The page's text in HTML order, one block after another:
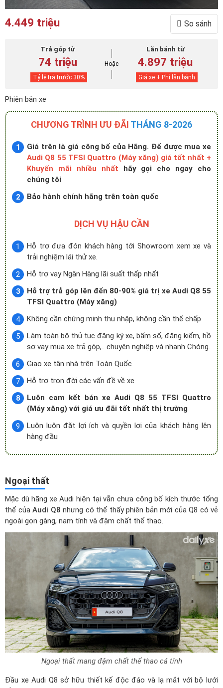
4.449 triệu So sánh
Trả góp từ
74 triệu
Tỷ lệ trả trước 30%
Hoặc
Lăn bánh từ
4.897 triệu
Giá xe + Phí lăn bánh
Phiên bản xe
CHƯƠNG TRÌNH ƯU ĐÃI THÁNG 8-2026
Giá trên là giá công bố của Hãng. Để được mua xe
Audi Q8 55 TFSI Quattro (Máy xăng) giá tốt nhất +
Khuyến mãi nhiều nhất hãy gọi cho ngay cho
chúng tôi
Bảo hành chính hãng trên toàn quốc
DỊCH VỤ HẬU CẦN
Hỗ trợ đưa đón khách hàng tới Showroom xem xe và
trải nghiệm lái thử xe.
Hỗ trợ vay Ngân Hàng lãi suất thấp nhất
Hỗ trợ trả góp lên đến 80-90% giá trị xe Audi Q8 55
TFSI Quattro (Máy xăng)
Không cần chứng minh thu nhập, không cần thế chấp
Làm toàn bộ thủ tục đăng ký xe, bấm số, đăng kiểm, hồ
sơ vay mua xe trả góp,.. chuyên nghiệp và nhanh Chóng.
Giao xe tận nhà trên Toàn Quốc
Hỗ trợ trọn đời các vấn đề về xe
Luôn cam kết bán xe Audi Q8 55 TFSI Quattro
(Máy xăng) với giá ưu đãi tốt nhất thị trường
Luôn luôn đặt lợi ích và quyền lợi của khách hàng lên
hàng đầu
Ngoại thất
Mặc dù hãng xe Audi hiện tại vẫn chưa công bố kích thước tổng
thể của Audi Q8 nhưng có thể thấy phiên bản mới của Q8 có vẻ
ngoài gọn gàng, nam tính và đậm chất thể thao.
Ngoại thất mang đậm chất thể thao cá tính
Đầu xe Audi Q8 sở hữu thiết kế độc đáo và lạ mắt với bộ lưới